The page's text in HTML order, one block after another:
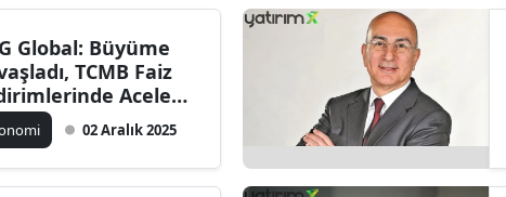
Global: Büyüme
TCMB Faiz
Acele
02 Aralık 2025